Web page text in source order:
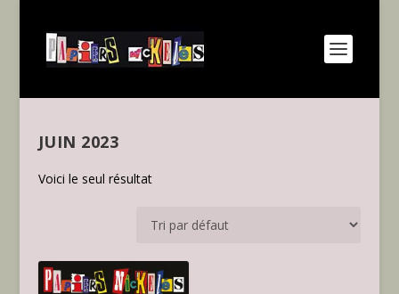
JUIN 2023
Voici le seul résultat